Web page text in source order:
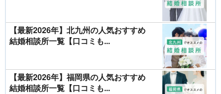
【最新2026年】北九州の人気おすすめ
結婚相談所一覧【口コミも...
【最新2026年】福岡県の人気おすすめ
結婚相談所一覧【口コミも...